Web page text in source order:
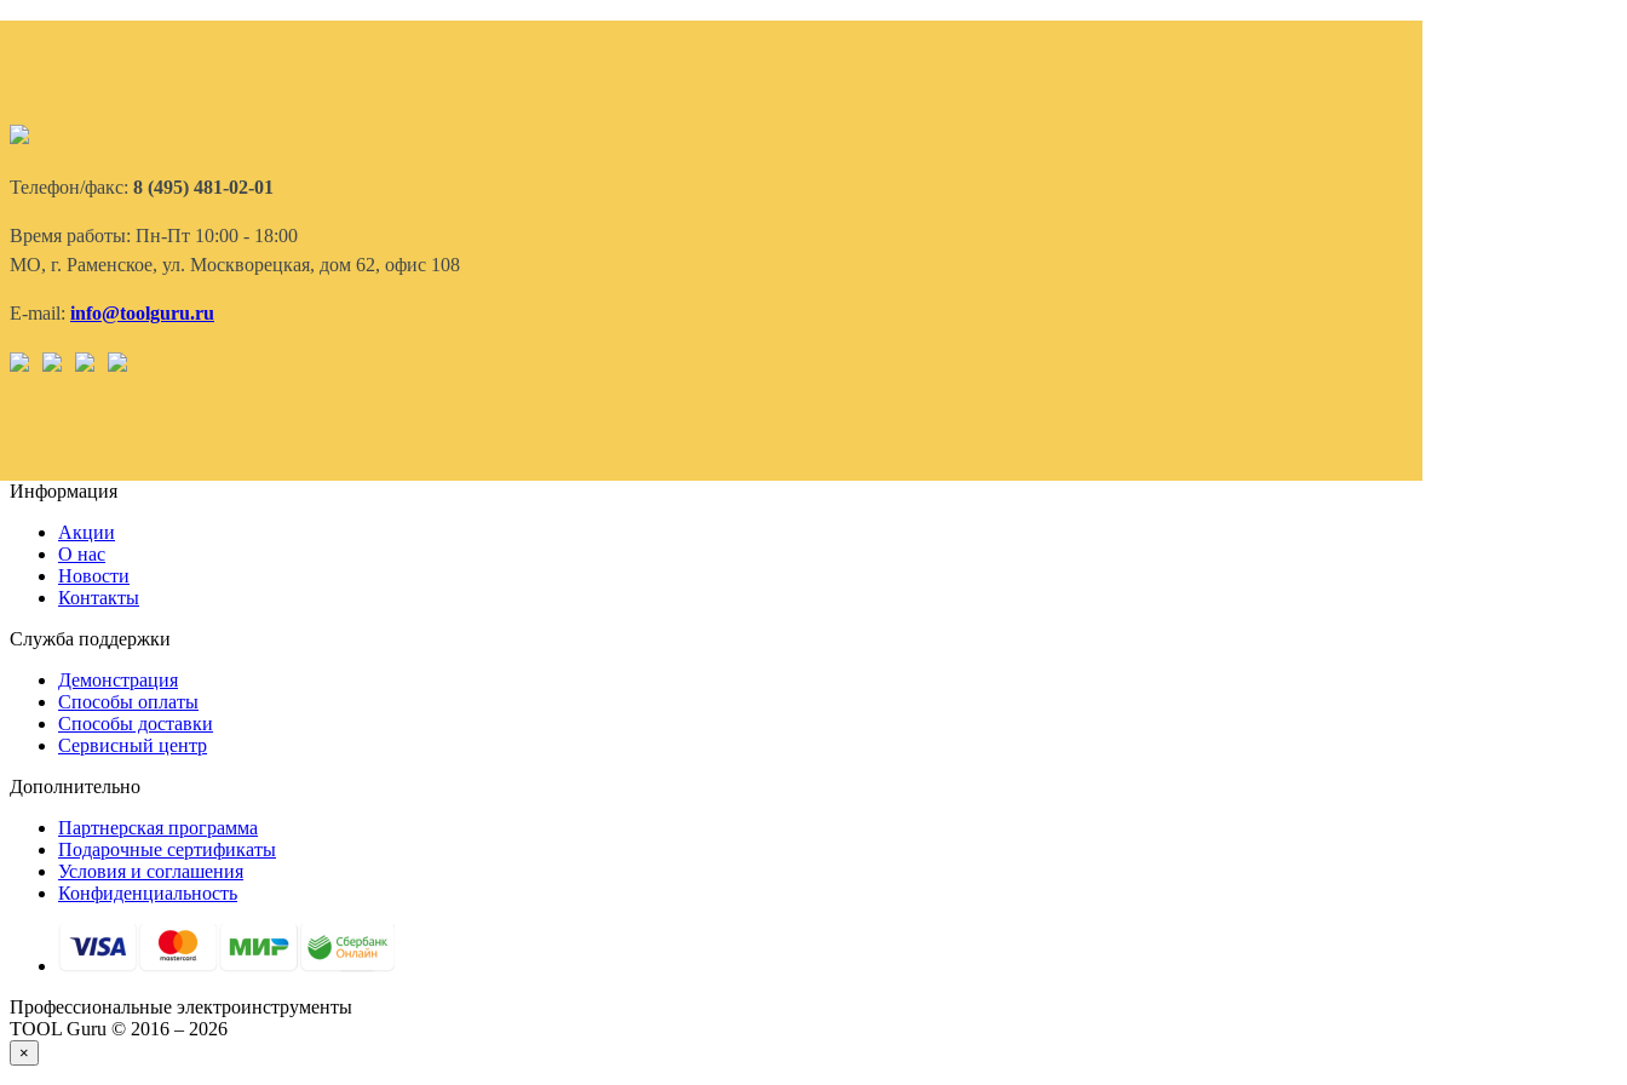
Телефон/факс: 8 (495) 481-02-01
Время работы: Пн-Пт 10:00 - 18:00
МО, г. Раменское, ул. Москворецкая, дом 62, офис 108
E-mail: info@toolguru.ru
Информация
Акции
О нас
Новости
Контакты
Служба поддержки
Демонстрация
Способы оплаты
Способы доставки
Сервисный центр
Дополнительно
Партнерская программа
Подарочные сертификаты
Условия и соглашения
Конфиденциальность
Профессиональные электроинструменты
TOOL Guru © 2016 – 2026
×